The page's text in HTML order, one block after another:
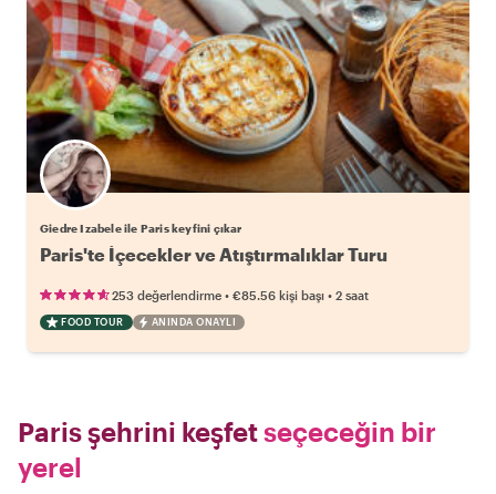
Giedre Izabele ile Paris keyfini çıkar
Paris'te İçecekler ve Atıştırmalıklar Turu
253 değerlendirme • €85.56 kişi başı • 2 saat
FOOD TOUR ANINDA ONAYLI
Paris şehrini keşfetseçeceğin bir
yerel